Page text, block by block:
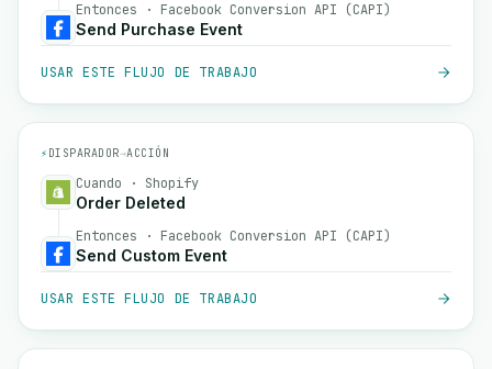
Entonces · Facebook Conversion API (CAPI)
Send Purchase Event
USAR ESTE FLUJO DE TRABAJO
⚡ DISPARADOR→ACCIÓN
Cuando · Shopify
Order Deleted
Entonces · Facebook Conversion API (CAPI)
Send Custom Event
USAR ESTE FLUJO DE TRABAJO